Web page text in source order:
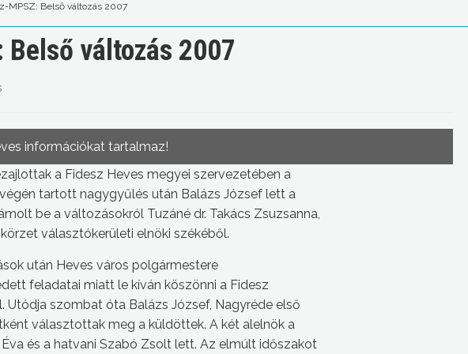
MPSZ: Belső változás 2007
Belső változás 2007
információkat tartalmaz!
a Fidesz Heves megyei szervezetében a
tartott nagygyűlés után Balázs József lett a
be a változásokról Tuzáné dr. Takács Zsuzsanna,
választókerületi elnöki székéből.
után Heves város polgármestere
feladatai miatt le kíván köszönni a Fidesz
Utódja szombat óta Balázs József, Nagyréde első
választottak meg a küldöttek. A két alelnök a
és a hatvani Szabó Zsolt lett. Az elmúlt időszakot